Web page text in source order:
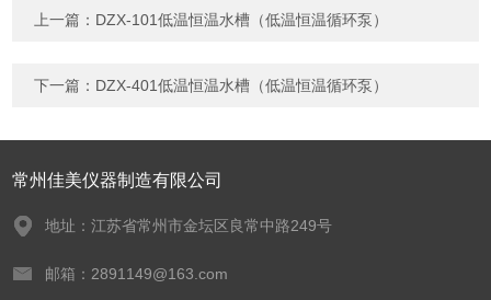
上一篇： DZX-101低温恒温水槽（低温恒温循环泵）
下一篇： DZX-401低温恒温水槽（低温恒温循环泵）
常州佳美仪器制造有限公司
地址：江苏省常州市金坛区良常中路249号
邮箱：2891149@163.com